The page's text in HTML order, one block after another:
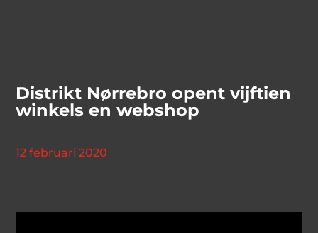
Distrikt Nørrebro opent vijftien
winkels en webshop
12 februari 2020